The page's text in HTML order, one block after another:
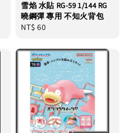
雪焰 水貼 RG-59 1/144 RG
曉鋼彈 專用 不知火背包
Regular
NT$ 60